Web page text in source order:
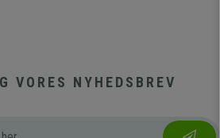
VORES NYHEDSBREV